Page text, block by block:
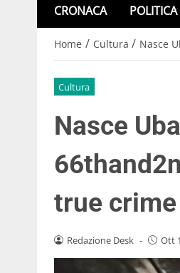
CRONACA POLITICA
Home / Cultura / Nasce
Cultura
Nasce
true crime
Redazione Desk - Ott